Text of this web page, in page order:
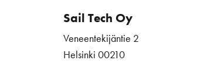
Sail Tech Oy
Veneentekijäntie 2
Helsinki 00210